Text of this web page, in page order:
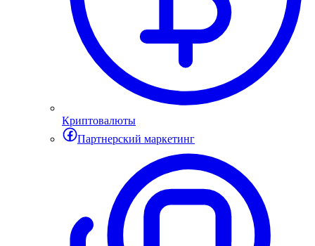
Криптовалюты
Партнерский маркетинг